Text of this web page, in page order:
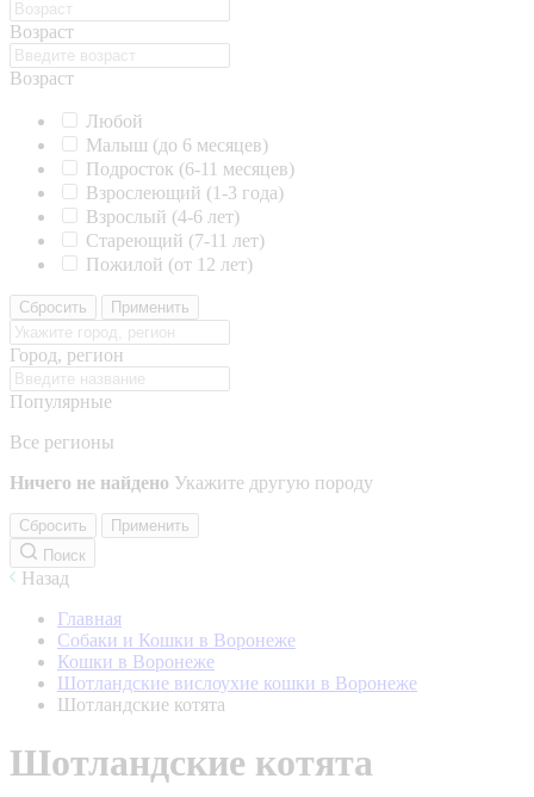
Возраст
Возраст
Любой
Малыш (до 6 месяцев)
Подросток (6-11 месяцев)
Взрослеющий (1-3 года)
Взрослый (4-6 лет)
Стареющий (7-11 лет)
Пожилой (от 12 лет)
Сбросить Применить
Город, регион
Популярные
Все регионы
Ничего не найдено Укажите другую породу
Сбросить
Применить
Поиск
Назад
Главная
Собаки и Кошки в Воронеже
Кошки в Воронеже
Шотландские вислоухие кошки в Воронеже
Шотландские котята
Шотландские котята